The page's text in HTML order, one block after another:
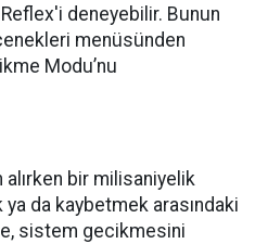
deneyebilir. Bunun
menüsünden
Modu’nu
bir milisaniyelik
da kaybetmek arasındaki
sistem gecikmesini